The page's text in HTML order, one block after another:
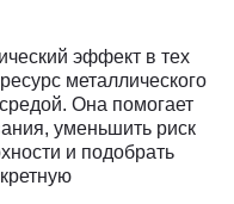
эффект в тех
металлического
Она помогает
уменьшить риск
и подобрать